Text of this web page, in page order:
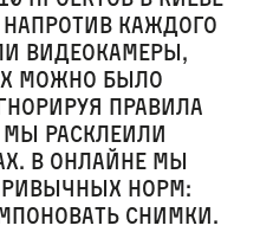
Напротив каждого
видеокамеры,
можно было
правила
мы расклеили
В онлайне мы
норм:
снимки.